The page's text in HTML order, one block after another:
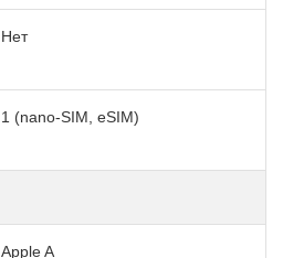
Нет
1 (nano-SIM, eSIM)
Apple A